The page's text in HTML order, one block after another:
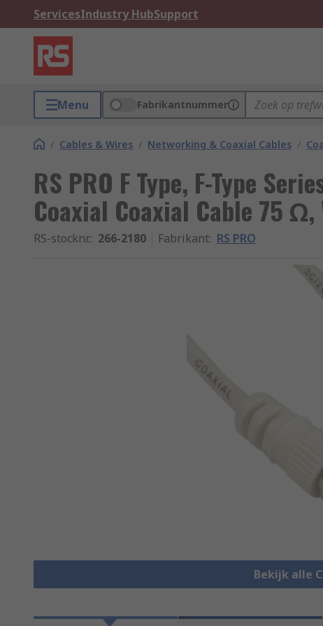
ServicesIndustry HubSupport
Menu Fabrikantnummer
/ Cables & Wires / Networking & Coaxial Cables /
RS PRO F Type, F-Type
Coaxial Coaxial Cable 75
RS-stocknr.: 266-2180 Fabrikant: RS PRO
Bekijk alle